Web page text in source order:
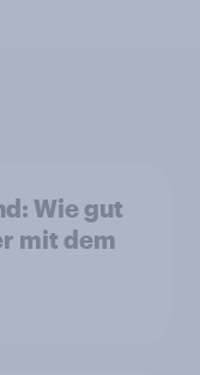
Wie gut
mit dem